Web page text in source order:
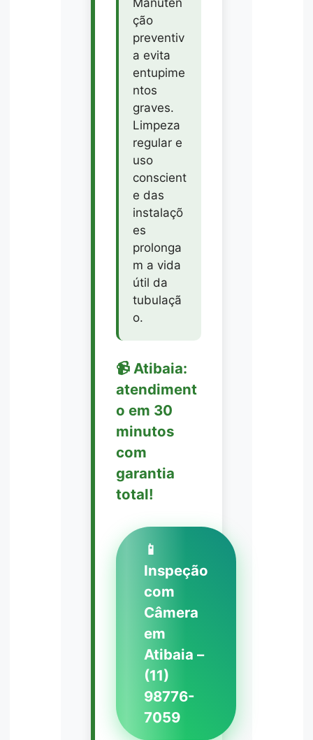
Manuten
ção
preventiv
a evita
entupime
ntos
graves.
Limpeza
regular e
uso
conscient
e das
instalaçõ
es
prolonga
m a vida
útil da
tubulaçã
o.
📹 Atibaia:
atendiment
o em 30
minutos
com
garantia
total!
📱
Inspeção
com
Câmera
em
Atibaia –
(11)
98776-
7059